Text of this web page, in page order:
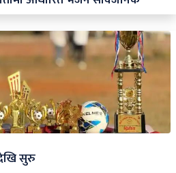
सुरु